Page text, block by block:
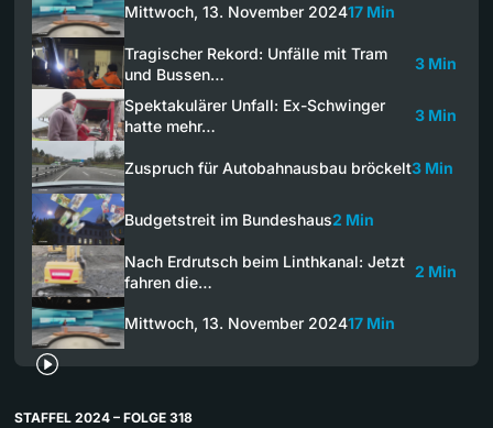
Mittwoch, 13. November 202417 Min
Tragischer Rekord: Unfälle mit Tram
und Bussen…
3 Min
Spektakulärer Unfall: Ex-Schwinger
hatte mehr…
3 Min
Zuspruch für Autobahnausbau bröckelt3 Min
Budgetstreit im Bundeshaus2 Min
Nach Erdrutsch beim Linthkanal: Jetzt
fahren die…
2 Min
Mittwoch, 13. November 202417 Min
STAFFEL 2024 – FOLGE 318